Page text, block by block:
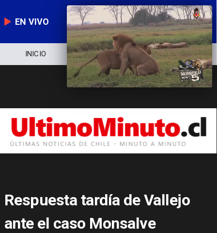
EN VIVO
INICIO NOTICIERO POLÍTICA
Respuesta tardía de Vallejo
ante el caso Monsalve